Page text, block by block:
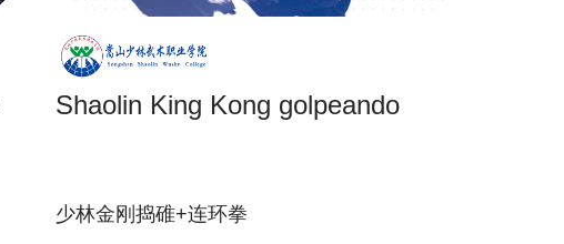
Shaolin King Kong golpeando
少林金刚捣碓+连环拳